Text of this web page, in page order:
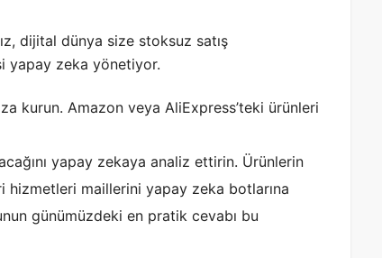
dijital dünya size stoksuz satış
yapay zeka yönetiyor.
kurun. Amazon veya AliExpress’teki ürünleri
yapay zekaya analiz ettirin. Ürünlerin
hizmetleri maillerini yapay zeka botlarına
günümüzdeki en pratik cevabı bu